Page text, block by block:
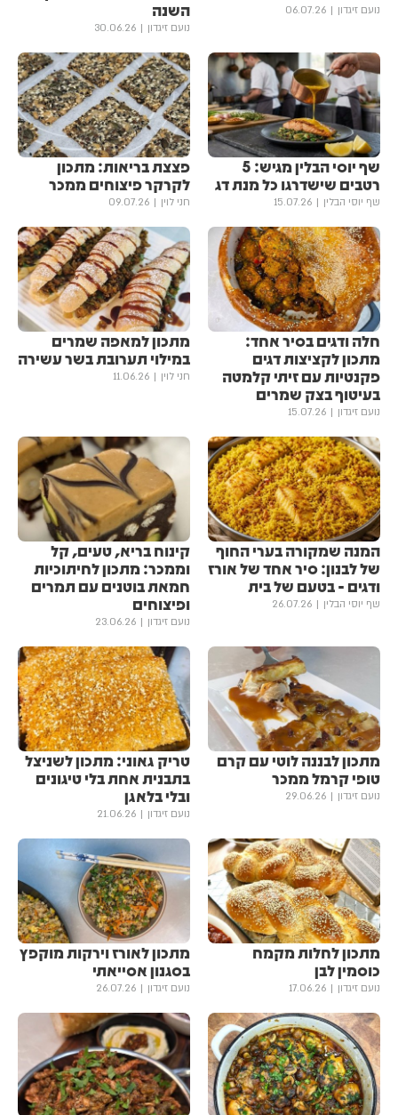
נועם זיגדון 06.07.26
השנה
נועם זיגדון 30.06.26
שף יוסי הבלין מגיש: 5
רטבים שישדרגו כל מנת דג
שף יוסי הבלין 15.07.26
פצצת בריאות: מתכון
לקרקר פיצוחים ממכר
חני לוין 09.07.26
חלה ודגים בסיר אחד:
מתכון לקציצות דגים
פקנטיות עם זיתי קלמטה
בעיטוף בצק שמרים
נועם זיגדון 15.07.26
מתכון למאפה שמרים
במילוי תערובת בשר עשירה
חני לוין 11.06.26
המנה שמקורה בערי החוף
של לבנון: סיר אחד של אורז
ודגים - בטעם של בית
שף יוסי הבלין 26.07.26
קינוח בריא, טעים, קל
וממכר: מתכון לחיתוכיות
חמאת בוטנים עם תמרים
ופיצוחים
נועם זיגדון 23.06.26
מתכון לבננה לוטי עם קרם
טופי קרמל ממכר
נועם זיגדון 29.06.26
טריק גאוני: מתכון לשניצל
בתבנית אחת בלי טיגונים
ובלי בלאגן
נועם זיגדון 21.06.26
מתכון לחלות מקמח
כוסמין לבן
נועם זיגדון 17.06.26
מתכון לאורז וירקות מוקפץ
בסגנון אסייאתי
נועם זיגדון 26.07.26